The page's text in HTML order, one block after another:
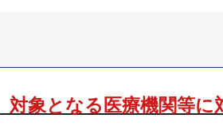
対象となる医療機関等